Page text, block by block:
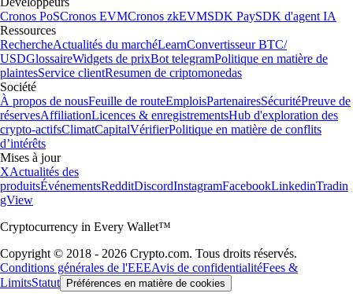
Cronos PoSCronos EVMCronos zkEVMSDK PaySDK d'agent IA
Ressources
RechercheActualités du marchéLearnConvertisseur BTC/
USDGlossaireWidgets de prixBot telegramPolitique en matière de
plaintesService clientResumen de criptomonedas
Société
À propos de nousFeuille de routeEmploisPartenairesSécuritéPreuve de
réservesAffiliationLicences & enregistrementsHub d'exploration des
crypto-actifsClimatCapitalVérifierPolitique en matière de conflits
d’intérêts
Mises à jour
XActualités des
produitsÉvénementsRedditDiscordInstagramFacebookLinkedinTradin
gView
Cryptocurrency in Every Wallet™
Copyright © 2018 - 2026 Crypto.com. Tous droits réservés.
Conditions générales de l'EEEAvis de confidentialitéFees &
LimitsStatut Préférences en matière de cookies